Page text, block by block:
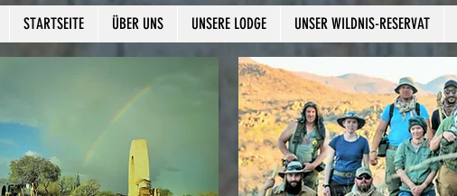
STARTSEITE ÜBER UNS UNSERE LODGE UNSER WILDNIS-RESERVAT